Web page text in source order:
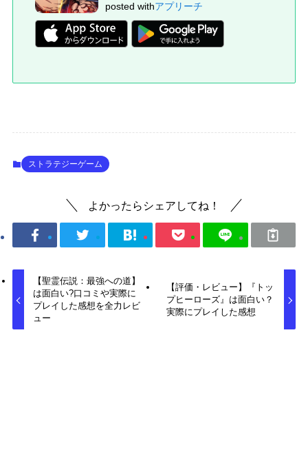
posted withアプリーチ
ストラテジーゲーム
よかったらシェアしてね！
【‎聖霊伝説：最強への道】
は面白い?口コミや実際に
プレイした感想を全力レビ
ュー
【評価・レビュー】『トッ
プヒーローズ』は面白い？
実際にプレイした感想